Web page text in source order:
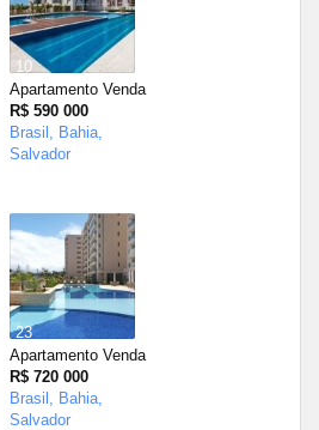
10
Apartamento Venda
R$ 590 000
Brasil, Bahia,
Salvador
23
Apartamento Venda
R$ 720 000
Brasil, Bahia,
Salvador